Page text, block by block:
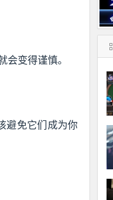
变得谨慎。
避免它们成为你